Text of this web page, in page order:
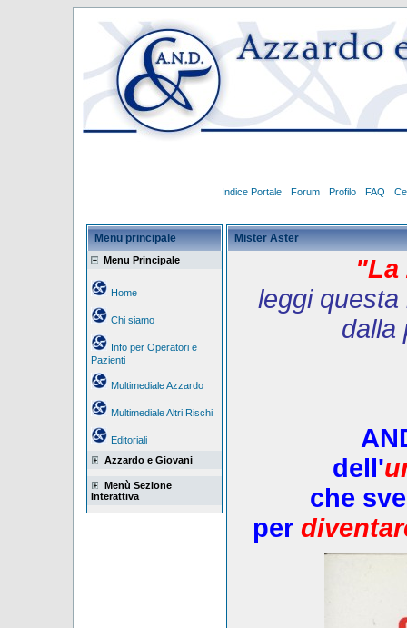
Indice Portale Forum Profilo FAQ
Menu principale
Menu Principale
Home
Chi siamo
Info per Operatori e
Pazienti
Multimediale Azzardo
Multimediale Altri Rischi
Editoriali
Azzardo e Giovani
Menù Sezione
Interattiva
Mister Aster
"La
leggi
dalla
dell'
che
per